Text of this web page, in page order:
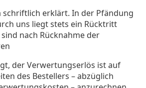
schriftlich erklärt. In der Pfändung
uns liegt stets ein Rücktritt
nach Rücknahme der
der Verwertungserlös ist auf
des Bestellers – abzüglich